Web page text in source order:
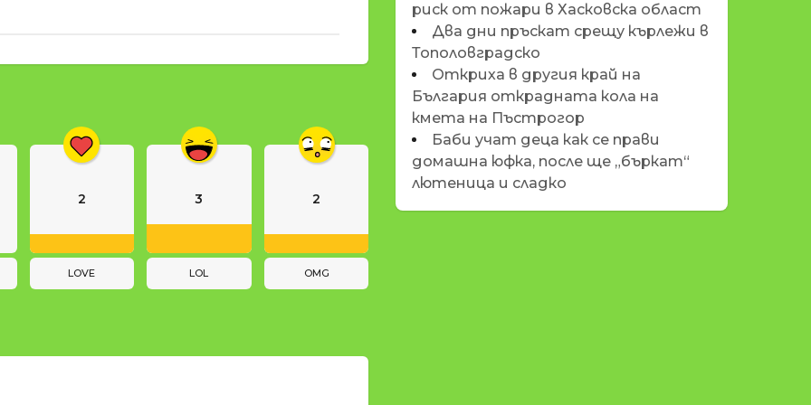
2
LOVE
3
LOL
2
OMG
риск от пожари в Хасковска област
Два дни пръскат срещу кърлежи в
Тополовградско
Откриха в другия край на
България открадната кола на
кмета на Пъстрогор
Баби учат деца как се прави
домашна юфка, после ще „бъркат“
лютеница и сладко